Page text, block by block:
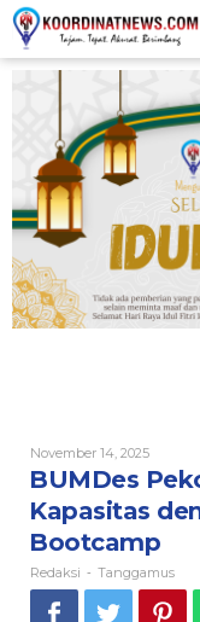
Skip
to
content
November 14, 2025Oleh
Redaksi
BUMDes
Kapasitas
Bootcamp
Redaksi - Tanggamus